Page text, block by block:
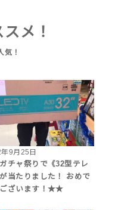
メ！
9月25日
チャ祭りで《32型テレ
当たりました！ おめで
ございます！★★